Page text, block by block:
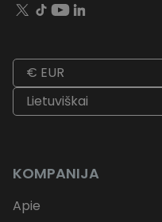
€ EUR
Lietuviškai
KOMPANIJA
Apie